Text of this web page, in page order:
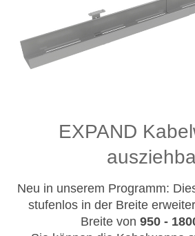
EXPAND
Neu in unserem Programm:
stufenlos in der Breite
Breite von 950 -